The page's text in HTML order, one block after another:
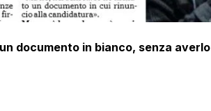
documento in bianco, senza averlo